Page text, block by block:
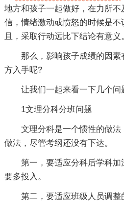
地方和孩子一起做好，在力所
信，情绪激动或愤怒的时候是
且，采取行动远比下结论有意义
那么，影响孩子成绩的因
方入手呢?
让我们一起来看一下几个问
1文理分科分班问题
文理分科是一个惯性的做
做法，尽管考纲还没有下达。
第一，要适应分科后学科
要多投入。
第二，要适应班级人员调整